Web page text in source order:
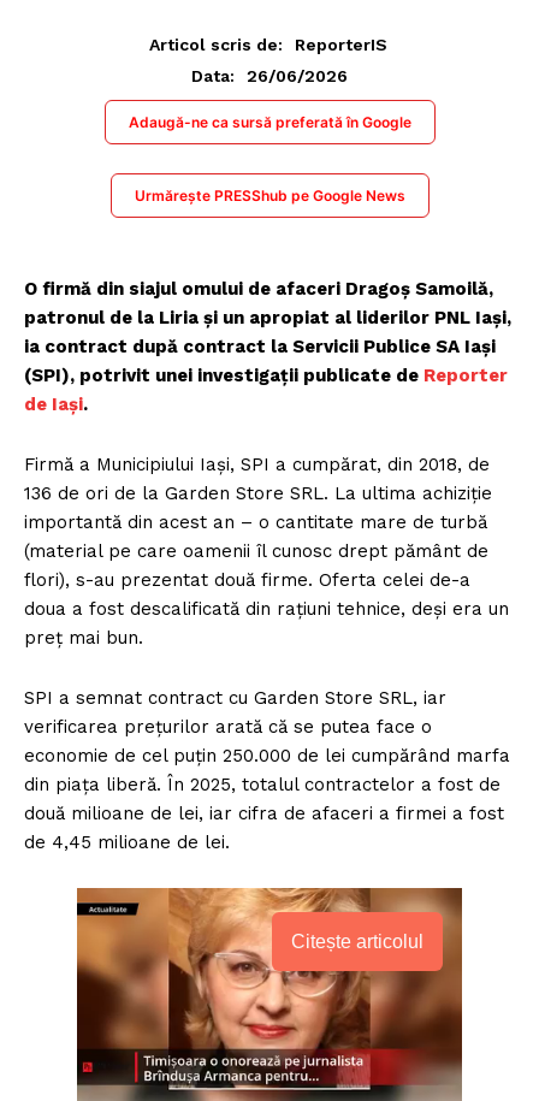
Articol scris de:
ReporterIS
Data:
26/06/2026
Adaugă-ne ca sursă preferată în Google
Urmărește PRESShub pe Google News
O firmă din siajul omului de afaceri Dragoș Samoilă,
patronul de la Liria și un apropiat al liderilor PNL Iași,
ia contract după contract la Servicii Publice SA Iași
(SPI), potrivit unei investigații publicate de Reporter
de Iași.
Firmă a Municipiului Iași, SPI a cumpărat, din 2018, de
136 de ori de la Garden Store SRL. La ultima achiziție
importantă din acest an – o cantitate mare de turbă
(material pe care oamenii îl cunosc drept pământ de
flori), s-au prezentat două firme. Oferta celei de-a
doua a fost descalificată din rațiuni tehnice, deși era un
preț mai bun.
SPI a semnat contract cu Garden Store SRL, iar
verificarea prețurilor arată că se putea face o
economie de cel puțin 250.000 de lei cumpărând marfa
din piața liberă. În 2025, totalul contractelor a fost de
două milioane de lei, iar cifra de afaceri a firmei a fost
de 4,45 milioane de lei.
Citește articolul